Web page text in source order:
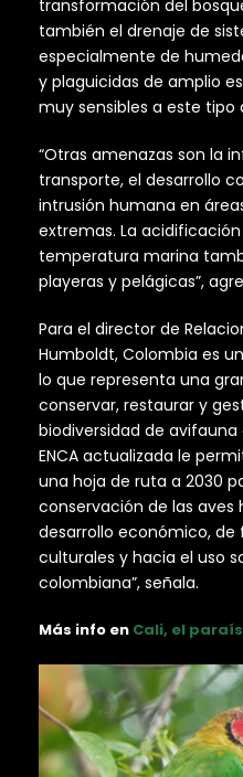
transformación del
también el drenaje de
especialmente de
y plaguicidas de amplio
muy sensibles a este tipo
“Otras amenazas son la
transporte, el desarrollo
intrusión humana en
extremas. La
temperatura marina
playeras y pelágicas”,
Para el director de
Humboldt, Colombia es
lo que representa una
conservar, restaurar y
biodiversidad de avifauna
ENCA actualizada le
una hoja de ruta a 2030
conservación de las aves
desarrollo económico,
culturales y hacia el uso
colombiana”, señala.
Más info en Cali, el